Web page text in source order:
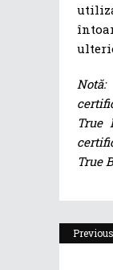
True
True